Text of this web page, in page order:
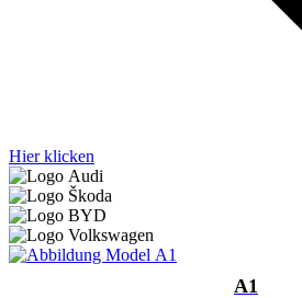
Hier klicken
A1